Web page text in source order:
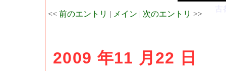
<< 前のエントリ | メイン | 次のエントリ >>
2009 年11 月22 日